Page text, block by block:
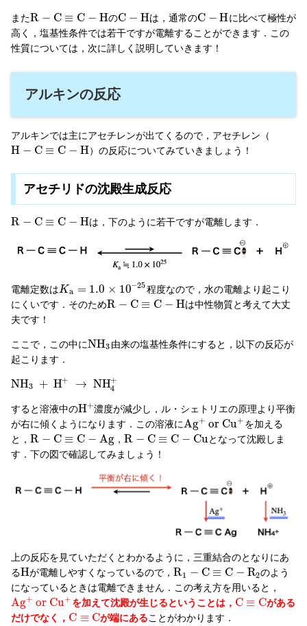
またR − C ≡ C − HのC − Hは，通常のC − Hに比べて極性が
高く，塩基性条件では若干ですが電離することができます．この
性質については，次に詳しく説明していきます！
アルキンの反応
アルキンでは主にアセチレンが出てくるので，アセチレン（
H − C ≡ C − H）の反応についてみていきましょう！
アセチリドの沈殿生成反応
R − C ≡ C − Hは，下のように若干ですが電離します．
電離定数はKa = 1.0 × 10−25程度なので，水の電離より起こり
にくいです．そのためR − C ≡ C − Hは中性物質と考えて大丈
夫です！
ここで，この中にNH3 由来の塩基性条件にすると，以下の反応が
起こります．
NH3 + H+ → NH+
4
すると溶液中のH+濃度が減少し，ル・シェトリエの原理より平衡
が右に傾くようになります．この溶液にAg+ or Cu+ を加える
と， R − C ≡ C − Ag， R − C ≡ C − Cuとなって沈殿しま
す．下の図で確認してみましょう！
上の反応を見ていただくとわかるように，三重結合のとなりにあ
るHが電離しやすくなっているので，R1 − C ≡ C − R2のよう
になっているときは電離できません．この考え方を用いると，
Ag+ or Cu+ を加えて沈殿が生じるということは， C ≡ Cがある
だけでなく， C ≡ Cが端にあることがわかります．